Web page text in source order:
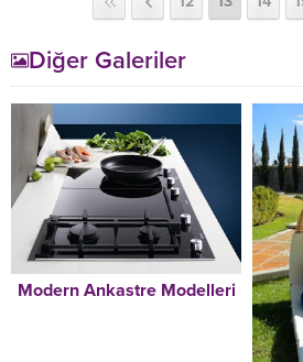
Diğer Galeriler
Modern Ankastre Modelleri